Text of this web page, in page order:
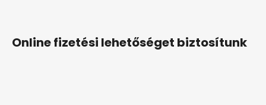
Online fizetési lehetőséget biztosítunk